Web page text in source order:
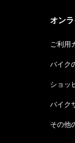
オン
ご利用
バイク
ショッ
バイク
その他